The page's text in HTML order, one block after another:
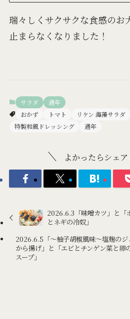
瑞々しくサクサクな食感のお
止まらなくなりました！
サラダ
通年
おかず
トマト リケン 海藻サラダ
特製和風ドレッシング
通年
よかったらシェア
2026.6.3「味噌カツ」と「
とネギの冷奴」
2026.6.5「～柚子胡椒風味～塩麹のジ
から揚げ」と「エビとチンゲン菜と卵
スープ」